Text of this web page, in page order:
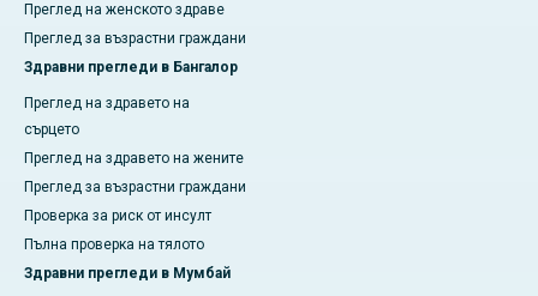
Преглед на женското здраве
Преглед за възрастни граждани
Здравни прегледи в Бангалор
Преглед на здравето на
сърцето
Преглед на здравето на жените
Преглед за възрастни граждани
Проверка за риск от инсулт
Пълна проверка на тялото
Здравни прегледи в Мумбай